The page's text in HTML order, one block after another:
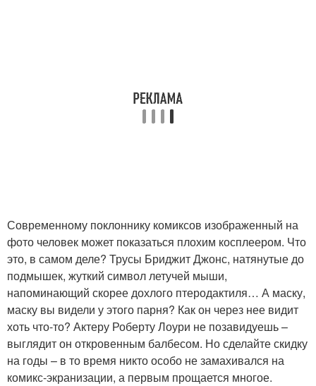
Современному поклоннику комиксов изображенный на
фото человек может показаться плохим косплеером. Что
это, в самом деле? Трусы Бриджит Джонс, натянутые до
подмышек, жуткий символ летучей мыши,
напоминающий скорее дохлого птеродактиля… А маску,
маску вы видели у этого парня? Как он через нее видит
хоть что-то? Актеру Роберту Лоури не позавидуешь –
выглядит он откровенным балбесом. Но сделайте скидку
на годы – в то время никто особо не замахивался на
комикс-экранизации, а первым прощается многое.